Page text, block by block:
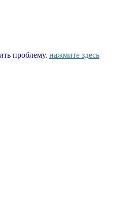
проблему. нажмите здесь